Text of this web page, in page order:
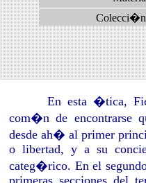
Colecci�n
En esta �tica,
com�n de encontrarse
desde ah� al primer
o libertad, y a su
categ�rico. En el
primeras secciones del